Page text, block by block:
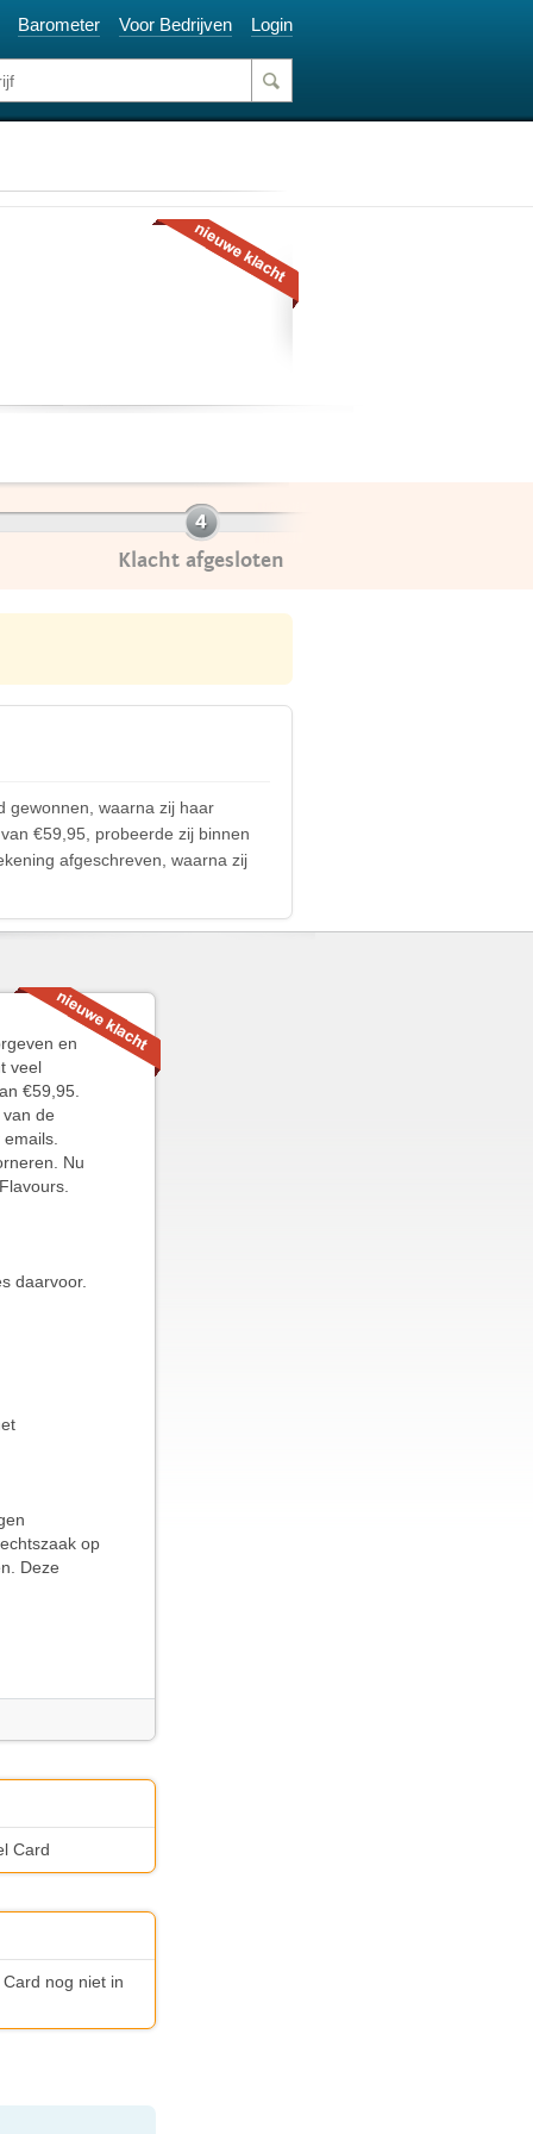
Barometer Voor Bedrijven Login
Klacht afgesloten
gewonnen, waarna zij haar
€59,95, probeerde zij binnen
afgeschreven, waarna zij
en
veel
€59,95.
de
Nu
daarvoor.
op
Deze
Card
nog niet in